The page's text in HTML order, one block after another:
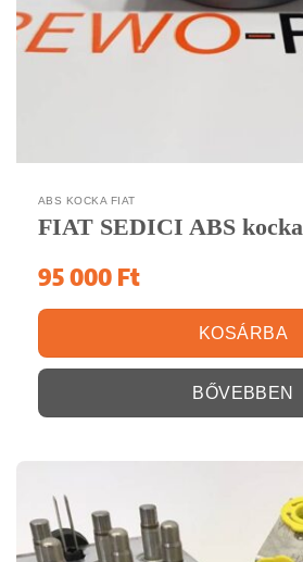
ABS KOCKA FIAT
FIAT SEDICI ABS kocka
95 000 Ft
KOSÁRBA
BŐVEBBEN